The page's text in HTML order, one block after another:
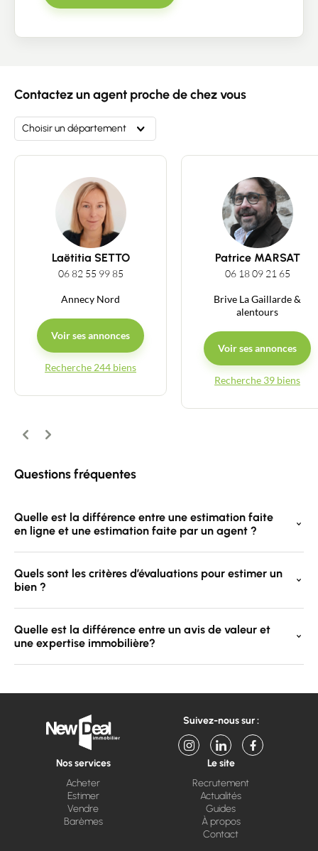
Estimer/Vendre
Acheter
Recrutement
Actualités
Guides
Contact
Contactez un agent proche de chez vous
Choisir un département
Laëtitia SETTO
06 82 55 99 85
Annecy Nord
Voir ses annonces
Recherche 244 biens
Patrice MARSAT
06 18 09 21 65
Brive La Gaillarde &
alentours
Voir ses annonces
Recherche 39 biens
Précédent
Suivant
Questions fréquentes
Quelle est la différence entre une estimation faite
en ligne et une estimation faite par un agent ?
Quels sont les critères d’évaluations pour estimer un
bien ?
Quelle est la différence entre un avis de valeur et
une expertise immobilière?
Suivez-nous sur :
Nos services
Acheter
Estimer
Vendre
Barèmes
Le site
Recrutement
Actualités
Guides
À propos
Contact